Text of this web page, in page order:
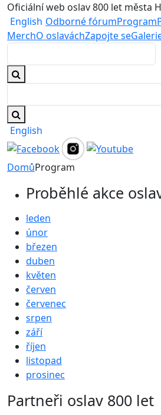
Oficiální web oslav 800 let města
English Odborné fórumProgram
MerchO oslaváchZapojte se
English
DomůProgram
Proběhlé akce
leden
únor
březen
duben
květen
červen
červenec
srpen
září
říjen
listopad
prosinec
Partneři oslav 800 let